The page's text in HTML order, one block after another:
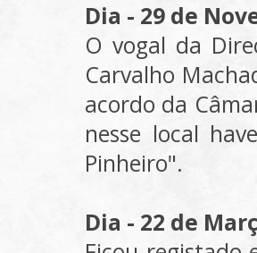
Dia - 29 de
O vogal da
Carvalho
acordo da
nesse local
Pinheiro".
Dia - 22 de